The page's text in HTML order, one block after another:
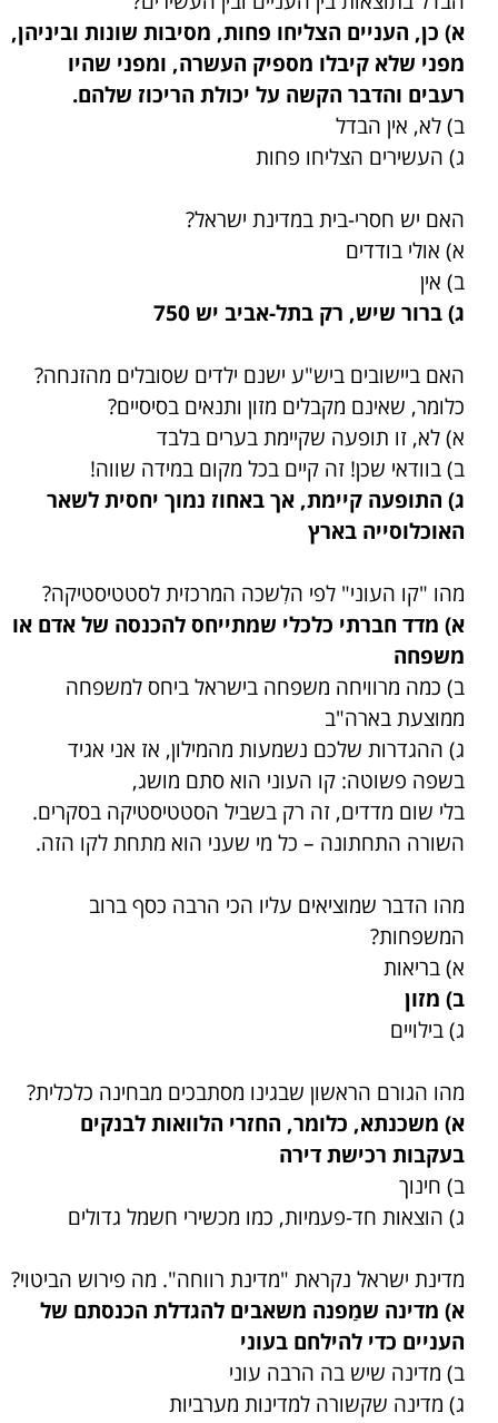
א) כן, העניים הצליחו פחות, מסיבות שונות וביניהן,
מפני שלא קיבלו מספיק העשרה, ומפני שהיו
רעבים והדבר הקשה על יכולת הריכוז שלהם.
ב) לא, אין הבדל
ג) העשירים הצליחו פחות
האם יש חסרי-בית במדינת ישראל?
א) אולי בודדים
ב) אין
ג) ברור שיש, רק בתל-אביב יש 750
האם ביישובים ביש"ע ישנם ילדים שסובלים מהזנחה?
כלומר, שאינם מקבלים מזון ותנאים בסיסיים?
א) לא, זו תופעה שקיימת בערים בלבד
ב) בוודאי שכן! זה קיים בכל מקום במידה שווה!
ג) התופעה קיימת, אך באחוז נמוך יחסית לשאר
האוכלוסייה בארץ
מהו "קו העוני" לפי הלִשכה המרכזית לסטטיסטיקה?
א) מדד חברתי כלכלי שמתייחס להכנסה של אדם או
משפחה
ב) כמה מרוויחה משפחה בישראל ביחס למשפחה
ממוצעת בארה"ב
ג) ההגדרות שלכם נשמעות מהמילון, אז אני אגיד
בשפה פשוטה: קו העוני הוא סתם מושג,
בלי שום מדדים, זה רק בשביל הסטטיסטיקה בסקרים.
השורה התחתונה – כל מי שעני הוא מתחת לקו הזה.
מהו הדבר שמוציאים עליו הכי הרבה כסף ברוב
המשפחות?
א) בריאות
ב) מזון
ג) בילויים
מהו הגורם הראשון שבגינו מסתבכים מבחינה כלכלית?
א) משכנתא, כלומר, החזרי הלוואות לבנקים
בעקבות רכישת דירה
ב) חינוך
ג) הוצאות חד-פעמיות, כמו מכשירי חשמל גדולים
מדינת ישראל נקראת "מדינת רווחה". מה פירוש הביטוי?
א) מדינה שמַפנה משאבים להגדלת הכנסתם של
העניים כדי להילחם בעוני
ב) מדינה שיש בה הרבה עוני
ג) מדינה שקשורה למדינות מערביות